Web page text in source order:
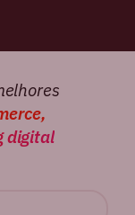
digital